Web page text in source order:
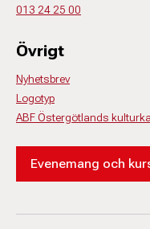
013 24 25 00
Övrigt
Nyhetsbrev
Logotyp
ABF Östergötlands
Evenemang och